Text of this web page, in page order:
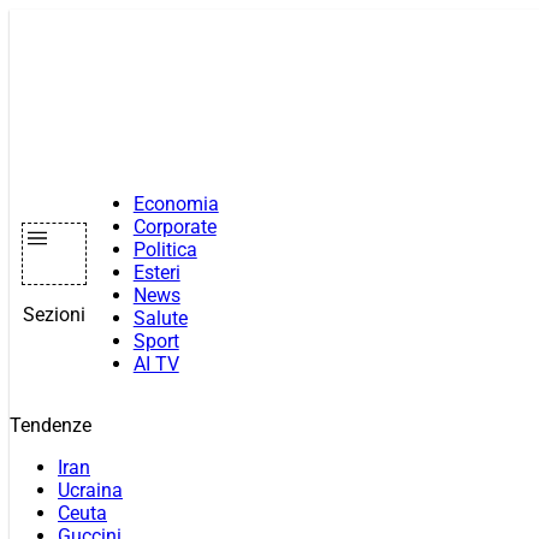
Sezioni
Economia
Corporate
Politica
Esteri
News
Salute
Sport
AI TV
Tendenze
Iran
Ucraina
Ceuta